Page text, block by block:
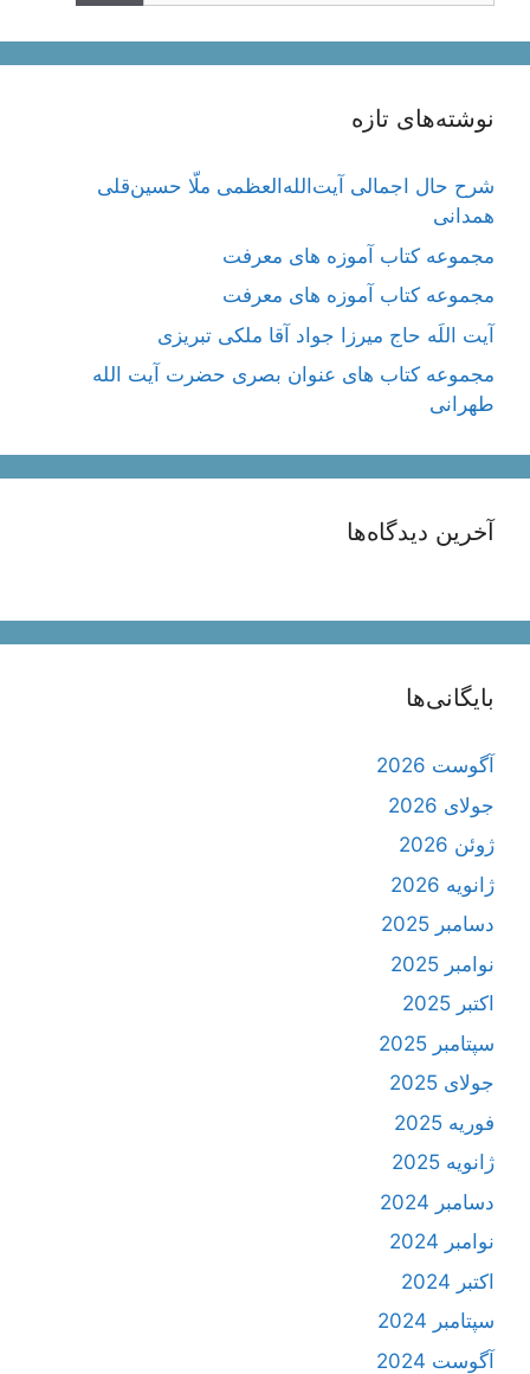
نوشته‌های تازه
شرح حال اجمالی آیت‌الله‌العظمی ملّا حسین‌قلی
همدانی
مجموعه کتاب آموزه های معرفت
مجموعه کتاب آموزه های معرفت
آیت اللَه حاج میرزا جواد آقا ملکی تبریزی
مجموعه کتاب های عنوان بصری حضرت آیت الله
طهرانی
آخرین دیدگاه‌ها
بایگانی‌ها
آگوست 2026
جولای 2026
ژوئن 2026
ژانویه 2026
دسامبر 2025
نوامبر 2025
اکتبر 2025
سپتامبر 2025
جولای 2025
فوریه 2025
ژانویه 2025
دسامبر 2024
نوامبر 2024
اکتبر 2024
سپتامبر 2024
آگوست 2024